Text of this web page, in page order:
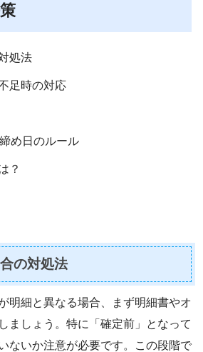
処法
足時の対応
め日のルール
？
の対処法
明細と異なる場合、まず明細書やオ
ましょう。特に「確定前」となって
ないか注意が必要です。この段階で